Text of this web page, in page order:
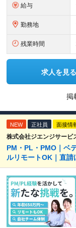
給与
勤務地
残業時間
求人を見る
掲
NEW 正社員 面接情
株式会社ジエンジサービ
PM・PL・PMO｜ベ
ルリモートOK｜直